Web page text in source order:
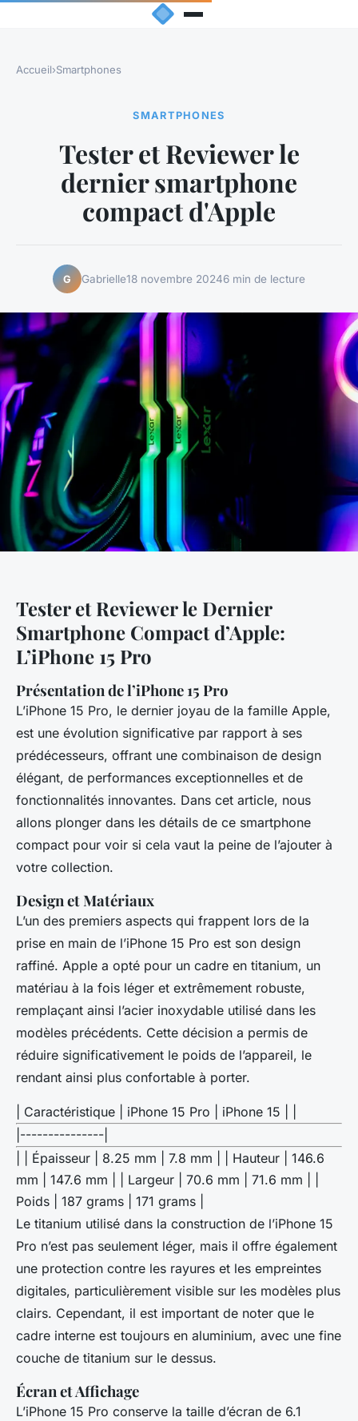
Accueil›Smartphones
SMARTPHONES
Tester et Reviewer le
dernier smartphone
compact d'Apple
G Gabrielle18 novembre 20246 min de lecture
Tester et Reviewer le Dernier
Smartphone Compact d’Apple:
L’iPhone 15 Pro
Présentation de l’iPhone 15 Pro
L’iPhone 15 Pro, le dernier joyau de la famille Apple,
est une évolution significative par rapport à ses
prédécesseurs, offrant une combinaison de design
élégant, de performances exceptionnelles et de
fonctionnalités innovantes. Dans cet article, nous
allons plonger dans les détails de ce smartphone
compact pour voir si cela vaut la peine de l’ajouter à
votre collection.
Design et Matériaux
L’un des premiers aspects qui frappent lors de la
prise en main de l’iPhone 15 Pro est son design
raffiné. Apple a opté pour un cadre en titanium, un
matériau à la fois léger et extrêmement robuste,
remplaçant ainsi l’acier inoxydable utilisé dans les
modèles précédents. Cette décision a permis de
réduire significativement le poids de l’appareil, le
rendant ainsi plus confortable à porter.
| Caractéristique | iPhone 15 Pro | iPhone 15 | |
|---------------|
| | Épaisseur | 8.25 mm | 7.8 mm | | Hauteur | 146.6
mm | 147.6 mm | | Largeur | 70.6 mm | 71.6 mm | |
Poids | 187 grams | 171 grams |
Le titanium utilisé dans la construction de l’iPhone 15
Pro n’est pas seulement léger, mais il offre également
une protection contre les rayures et les empreintes
digitales, particulièrement visible sur les modèles plus
clairs. Cependant, il est important de noter que le
cadre interne est toujours en aluminium, avec une fine
couche de titanium sur le dessus.
Écran et Affichage
L’iPhone 15 Pro conserve la taille d’écran de 6.1